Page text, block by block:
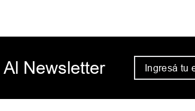
Newsletter